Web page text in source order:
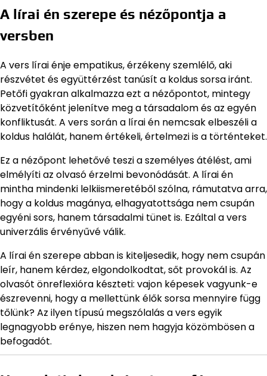
A lírai én szerepe és nézőpontja a
versben
A vers lírai énje empatikus, érzékeny szemlélő, aki
részvétet és együttérzést tanúsít a koldus sorsa iránt.
Petőfi gyakran alkalmazza ezt a nézőpontot, mintegy
közvetítőként jelenítve meg a társadalom és az egyén
konfliktusát. A vers során a lírai én nemcsak elbeszéli a
koldus halálát, hanem értékeli, értelmezi is a történteket.
Ez a nézőpont lehetővé teszi a személyes átélést, ami
elmélyíti az olvasó érzelmi bevonódását. A lírai én
mintha mindenki lelkiismeretéből szólna, rámutatva arra,
hogy a koldus magánya, elhagyatottsága nem csupán
egyéni sors, hanem társadalmi tünet is. Ezáltal a vers
univerzális érvényűvé válik.
A lírai én szerepe abban is kiteljesedik, hogy nem csupán
leír, hanem kérdez, elgondolkodtat, sőt provokál is. Az
olvasót önreflexióra készteti: vajon képesek vagyunk-e
észrevenni, hogy a mellettünk élők sorsa mennyire függ
tőlünk? Az ilyen típusú megszólalás a vers egyik
legnagyobb erénye, hiszen nem hagyja közömbösen a
befogadót.